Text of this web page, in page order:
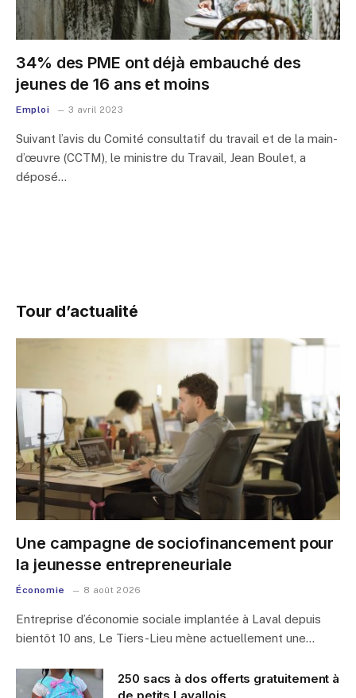
34% des PME ont déjà embauché des
jeunes de 16 ans et moins
Emploi 3 avril 2023
Suivant l’avis du Comité consultatif du travail et de la main-
d’œuvre (CCTM), le ministre du Travail, Jean Boulet, a
déposé…
Tour d’actualité
Une campagne de sociofinancement pour
la jeunesse entrepreneuriale
Économie 8 août 2026
Entreprise d’économie sociale implantée à Laval depuis
bientôt 10 ans, Le Tiers-Lieu mène actuellement une…
250 sacs à dos offerts gratuitement à